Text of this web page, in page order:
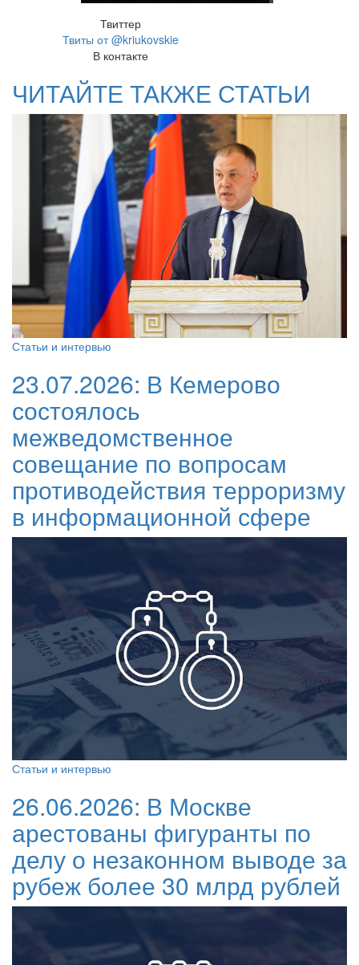
Твиттер
Твиты от @kriukovskie
В контакте
ЧИТАЙТЕ ТАКЖЕ СТАТЬИ
Статьи и интервью
23.07.2026: В Кемерово
состоялось
межведомственное
совещание по вопросам
противодействия терроризму
в информационной сфере
Статьи и интервью
26.06.2026: В Москве
арестованы фигуранты по
делу о незаконном выводе за
рубеж более 30 млрд рублей